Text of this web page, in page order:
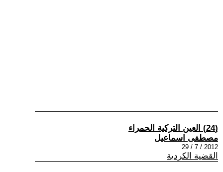
(24) العين التركية الحمراء
مصطفى اسماعيل
2012 / 7 / 29
القضية الكردية